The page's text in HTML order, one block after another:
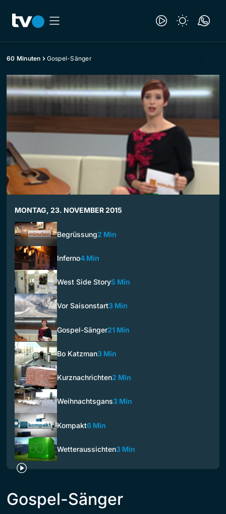
60 Minuten Gospel-Sänger
MONTAG, 23. NOVEMBER 2015
Begrüssung2 Min
Inferno4 Min
West Side Story5 Min
Vor Saisonstart3 Min
Gospel-Sänger21 Min
Bo Katzman3 Min
Kurznachrichten2 Min
Weihnachtsgans3 Min
Kompakt6 Min
Wetteraussichten3 Min
Gospel-Sänger